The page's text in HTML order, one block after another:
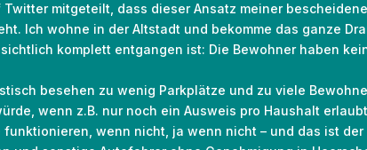
mitgeteilt, dass dieser Ansatz meiner
Ich wohne in der Altstadt und bekomme das ganze
komplett entgangen ist: Die Bewohner haben
besehen zu wenig Parkplätze und zu viele
wenn z.B. nur noch ein Ausweis pro Haushalt
wenn nicht, ja wenn nicht – und das ist der